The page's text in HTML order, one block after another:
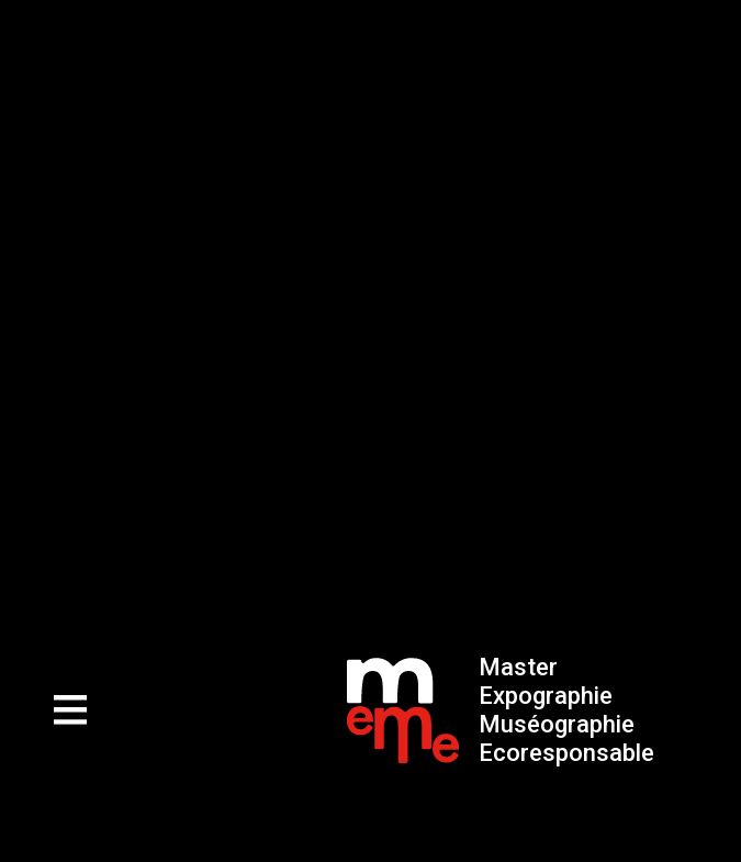
Master
Expographie
Muséographie
Ecoresponsable